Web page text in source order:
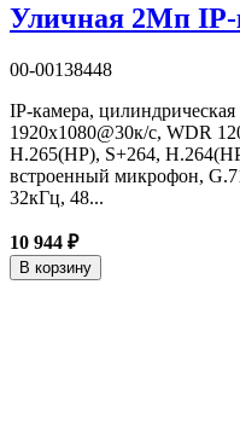
Уличная 2Мп IP-
00-00138448
IP-камера,
1920x1080@30к/c, WDR
H.265(HP), S+264,
встроенный микрофон,
32кГц, 48...
10 944 ₽
В корзину